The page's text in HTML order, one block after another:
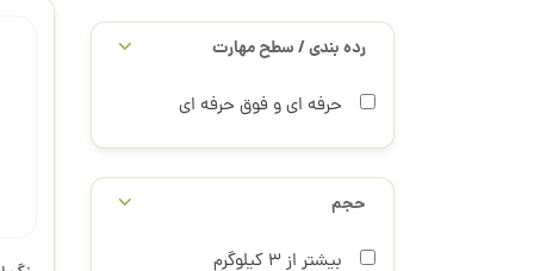
رده بندی / سطح مهارت
حرفه ای و فوق حرفه ای
حجم
بیشتر از 3 کیلوگرم